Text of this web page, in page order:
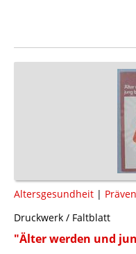
Altersgesundheit |
Druckwerk / Faltblatt
"Älter werden und